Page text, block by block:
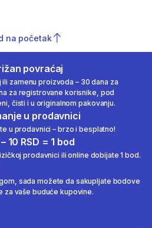
na početak
povraćaj
zamenu proizvoda – 30 dana za
za registrovane korisnike, pod
čisti i u originalnom pakovanju.
u prodavnici
u prodavnici – brzo i besplatno!
10 RSD = 1 bod
prodavnici ili online dobijate 1 bod.
sada možete da sakupljate bodove
za vaše buduće kupovine.